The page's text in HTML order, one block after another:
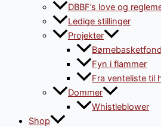
DBBF’s love og
Ledige stillinger
Projekter
Fyn i flammer
Fra venteliste til
Dommer
Whistleblower
Shop